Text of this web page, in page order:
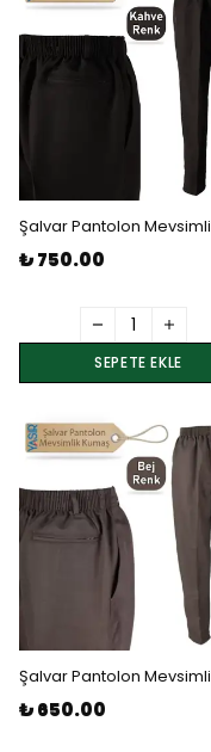
₺ 750.00
SEPETE EKLE
₺ 650.00